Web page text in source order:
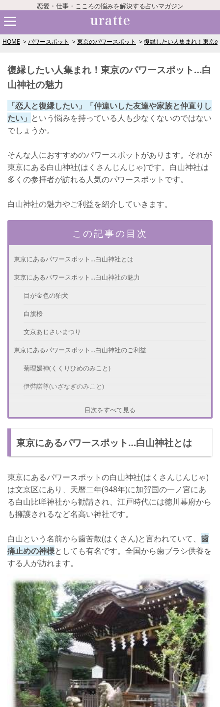
恋愛・仕事・こころの悩みを解決する占いマガジン
HOME パワースポット 東京のパワースポット 復縁したい人集まれ！東京
復縁したい人集まれ！東京のパワースポット…白
山神社の魅力
「恋人と復縁したい」「仲違いした友達や家族と仲直りし
たい」 という悩みを持っている人も少なくないのではない
でしょうか。
そんな人におすすめのパワースポットがあります。それが
東京にある白山神社(はくさんじんじゃ)です。白山神社は
多くの参拝者が訪れる人気のパワースポットです。
白山神社の魅力やご利益を紹介していきます。
この記事の目次
東京にあるパワースポット…白山神社とは
東京にあるパワースポット…白山神社の魅力
目が金色の狛犬
白旗桜
文京あじさいまつり
東京にあるパワースポット…白山神社のご利益
菊理媛神(くくりひめのみこと)
伊弉諾尊(いざなぎのみこと)
白山神社の詳細
さいごに
目次をすべて見る
東京にあるパワースポット…白山神社とは
東京にあるパワースポットの白山神社(はくさんじんじゃ)
は文京区にあり、天暦二年(948年)に加賀国の一ノ宮にあ
る白山比咩神社から勧請され、江戸時代には徳川幕府から
も擁護されるなど名高い神社です。
白山という名前から歯苦散(はくさん)と言われていて、 歯
痛止めの神様としても有名です。全国から歯ブラシ供養を
する人が訪れます。